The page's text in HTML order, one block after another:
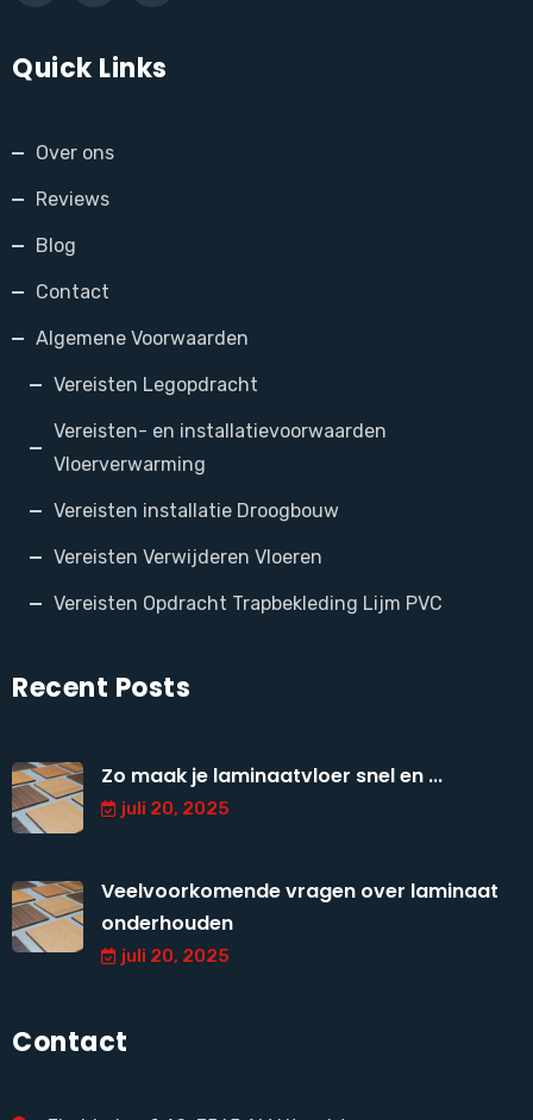
Quick Links
Over ons
Reviews
Blog
Contact
Algemene Voorwaarden
Vereisten Legopdracht
Vereisten- en installatievoorwaarden
Vloerverwarming
Vereisten installatie Droogbouw
Vereisten Verwijderen Vloeren
Vereisten Opdracht Trapbekleding Lijm PVC
Recent Posts
Zo maak je laminaatvloer snel en ...
juli 20, 2025
Veelvoorkomende vragen over laminaat
onderhouden
juli 20, 2025
Contact